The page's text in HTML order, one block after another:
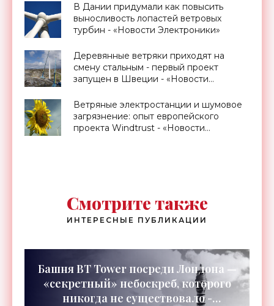
В Дании придумали как повысить
выносливость лопастей ветровых
турбин - «Новости Электроники»
Деревянные ветряки приходят на
смену стальным - первый проект
запущен в Швеции - «Новости
Ветряные электростанции и шумовое
загрязнение: опыт европейского
проекта Windtrust - «Новости
Смотрите также
ИНТЕРЕСНЫЕ ПУБЛИКАЦИИ
Башня BT Tower посреди Лондона —
«секретный» небоскреб, которого
никогда не существовало -